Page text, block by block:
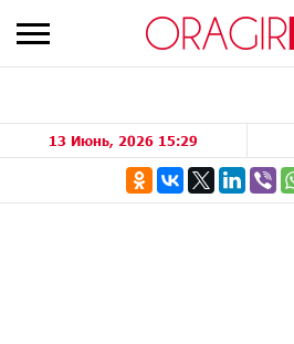
13 Июнь, 2026 15:29